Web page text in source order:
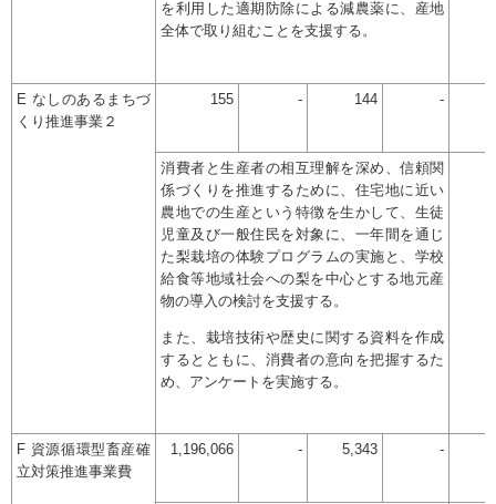
を利用した適期防除による減農薬に、産地
全体で取り組むことを支援する。
E なしのあるまちづ
くり推進事業２
155 - 144 -
消費者と生産者の相互理解を深め、信頼関
係づくりを推進するために、住宅地に近い
農地での生産という特徴を生かして、生徒
児童及び一般住民を対象に、一年間を通じ
た梨栽培の体験プログラムの実施と、学校
給食等地域社会への梨を中心とする地元産
物の導入の検討を支援する。
また、栽培技術や歴史に関する資料を作成
するとともに、消費者の意向を把握するた
め、アンケートを実施する。
F 資源循環型畜産確
立対策推進事業費
1,196,066 - 5,343 -